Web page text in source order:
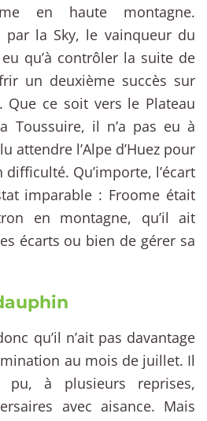
en haute montagne.
par la Sky, le vainqueur du
qu’à contrôler la suite de
un deuxième succès sur
Que ce soit vers le Plateau
Toussuire, il n’a pas eu à
attendre l’Alpe d’Huez pour
Qu’importe, l’écart
imparable : Froome était
en montagne, qu’il ait
écarts ou bien de gérer sa
qu’il n’ait pas davantage
au mois de juillet. Il
pu, à plusieurs reprises,
avec aisance. Mais